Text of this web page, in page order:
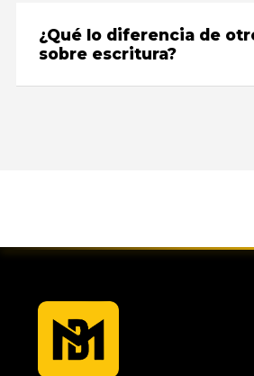
¿Qué lo diferencia de
sobre escritura?